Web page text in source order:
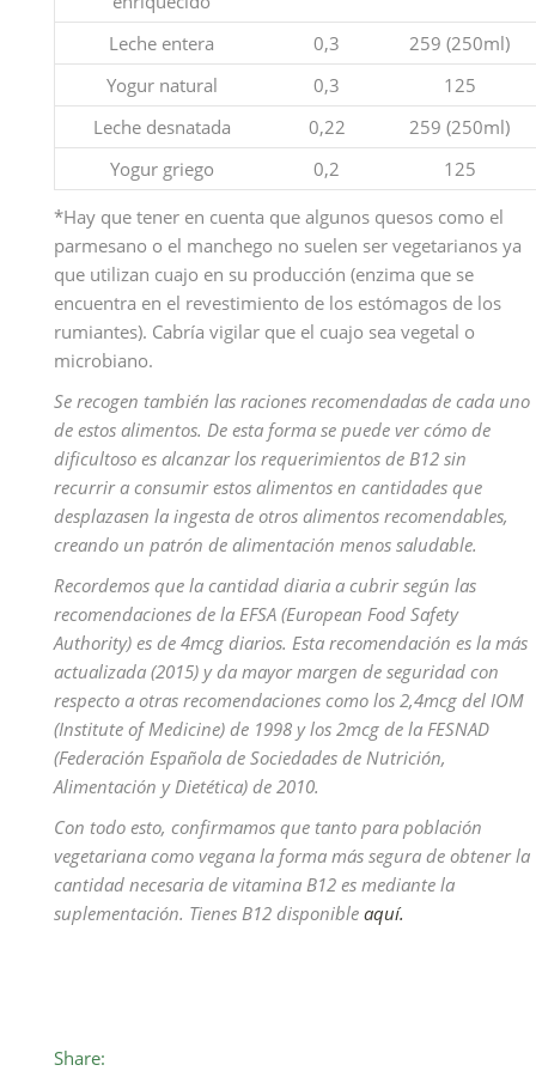
Leche entera 0,3
259 (250ml)
Yogur natural
0,3
125
Leche desnatada
0,22
259 (250ml)
Yogur griego
0,2
125
*Hay que tener en cuenta que algunos quesos como el
parmesano o el manchego no suelen ser vegetarianos ya
que utilizan cuajo en su producción (enzima que se
encuentra en el revestimiento de los estómagos de los
rumiantes). Cabría vigilar que el cuajo sea vegetal o
microbiano.
Se recogen también las raciones recomendadas de cada uno
de estos alimentos. De esta forma se puede ver cómo de
dificultoso es alcanzar los requerimientos de B12 sin
recurrir a consumir estos alimentos en cantidades que
desplazasen la ingesta de otros alimentos recomendables,
creando un patrón de alimentación menos saludable.
Recordemos que la cantidad diaria a cubrir según las
recomendaciones de la EFSA (European Food Safety
Authority) es de 4mcg diarios. Esta recomendación es la más
actualizada (2015) y da mayor margen de seguridad con
respecto a otras recomendaciones como los 2,4mcg del IOM
(Institute of Medicine) de 1998 y los 2mcg de la FESNAD
(Federación Española de Sociedades de Nutrición,
Alimentación y Dietética) de 2010.
Con todo esto, confirmamos que tanto para población
vegetariana como vegana la forma más segura de obtener la
cantidad necesaria de vitamina B12 es mediante la
suplementación. Tienes B12 disponible aquí.
Share: